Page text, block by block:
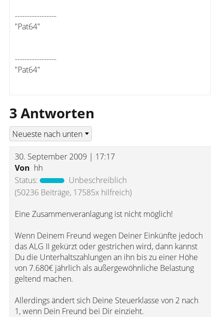
-----------------
"Pat64"
-----------------
"Pat64"
3 Antworten
30. September 2009 | 17:17
Von hh
Status:
Unbeschreiblich
(50236 Beiträge, 17585x hilfreich)
Eine Zusammenveranlagung ist nicht möglich!
Wenn Deinem Freund wegen Deiner Einkünfte jedoch
das ALG II gekürzt oder gestrichen wird, dann kannst
Du die Unterhaltszahlungen an ihn bis zu einer Höhe
von 7.680€ jährlich als außergewöhnliche Belastung
geltend machen.
Allerdings ändert sich Deine Steuerklasse von 2 nach
1, wenn Dein Freund bei Dir einzieht.